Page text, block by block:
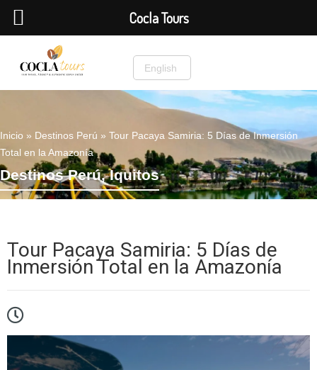
English
Inicio » Destinos Perú » Tour Pacaya Samiria: 5 Días de Inmersión
Total en la Amazonía
Destinos Perú,Iquitos
Tour Pacaya Samiria: 5 Días de
Inmersión Total en la Amazonía
Cocla Tours